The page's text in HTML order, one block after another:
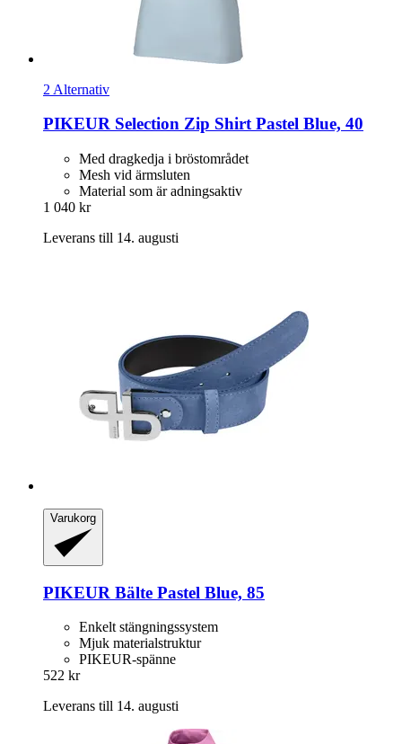
2 Alternativ
PIKEUR Selection Zip Shirt Pastel Blue, 40
Med dragkedja i bröstområdet
Mesh vid ärmsluten
Material som är adningsaktiv
1 040 kr
Leverans till 14. augusti
Varukorg
PIKEUR Bälte Pastel Blue, 85
Enkelt stängningssystem
Mjuk materialstruktur
PIKEUR-spänne
522 kr
Leverans till 14. augusti